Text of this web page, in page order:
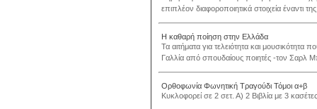
επιπλέον διαφοροποιητικά στοιχεία έναντι
Η καθαρή ποίηση στην Ελλάδα
Τα αιτήματα για τελειότητα και
Γαλλία από σπουδαίους ποιητές -τον
Ορθοφωνία Φωνητική Τραγούδι Τόμοι α+β
Κυκλοφορεί σε 2 σετ. Α) 2 Βιβλία με 3